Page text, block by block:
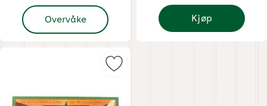
Overvåke
, Juleveggteppe med nisse og katt
Kjøp
Juldekorasjon stall
Merk julpynt nå så kommer julen